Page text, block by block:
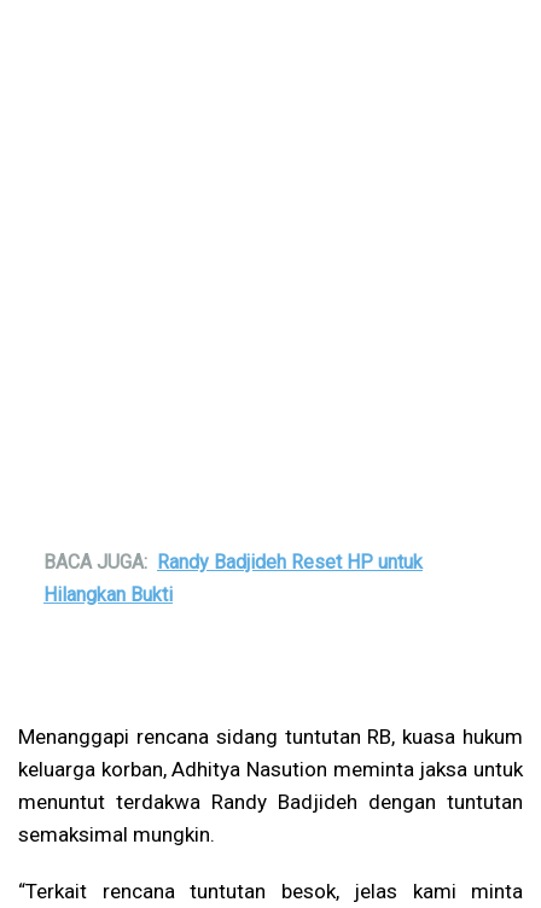
BACA JUGA: Randy Badjideh Reset HP untuk
Hilangkan Bukti
Menanggapi rencana sidang tuntutan RB, kuasa hukum
keluarga korban, Adhitya Nasution meminta jaksa untuk
menuntut terdakwa Randy Badjideh dengan tuntutan
semaksimal mungkin.
“Terkait rencana tuntutan besok, jelas kami minta